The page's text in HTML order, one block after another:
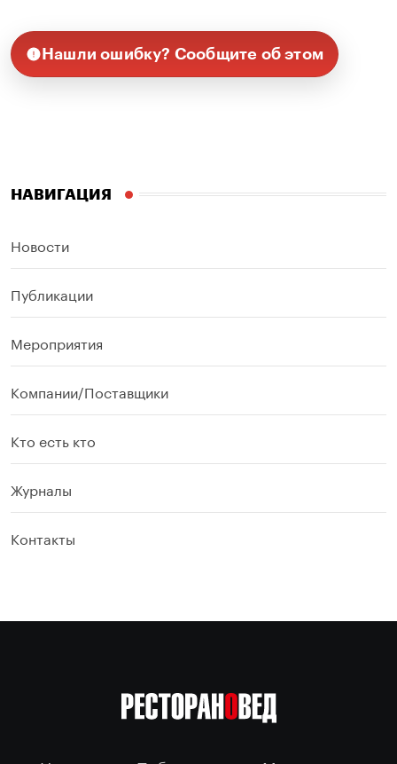
Нашли ошибку? Сообщите об этом
НАВИГАЦИЯ
Новости
Публикации
Мероприятия
Компании/Поставщики
Кто есть кто
Журналы
Контакты